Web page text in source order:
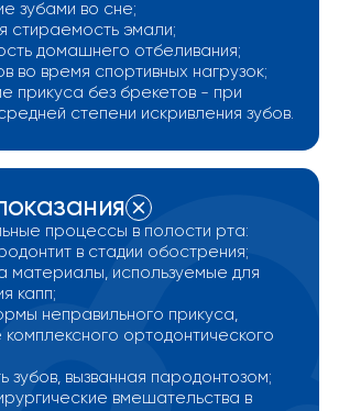
зубами во сне;
стираемость эмали;
домашнего отбеливания;
во время спортивных нагрузок;
прикуса без брекетов - при
степени искривления зубов.
процессы в полости рта:
в стадии обострения;
материалы, используемые для
капп;
неправильного прикуса,
ортодонтического
зубов, вызванная пародонтозом;
вмешательства в